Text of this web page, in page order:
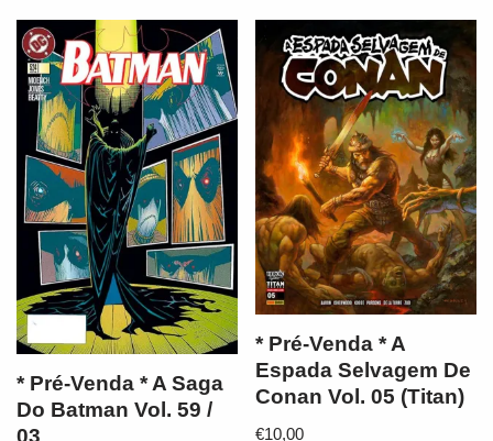
* Pré-Venda * A Saga
Do Batman Vol. 59 /
* Pré-Venda * A
Espada Selvagem De
Conan Vol. 05 (Titan)
€10,00